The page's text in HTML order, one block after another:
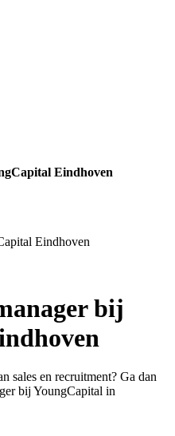
Eindhoven
Eindhoven
bij
sales en recruitment? Ga dan
bij YoungCapital in